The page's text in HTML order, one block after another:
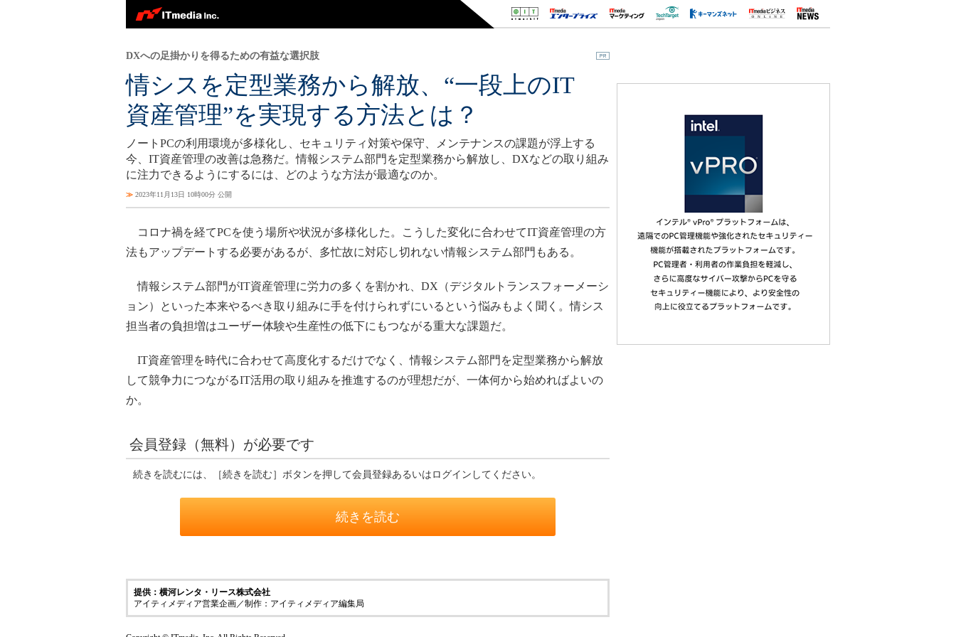
情シスを定型業務から解放、“一段上のIT
資産管理”を実現する方法とは？
DXへの足掛かりを得るための有益な選択肢
ノートPCの利用環境が多様化し、セキュリティ対策や保守、メンテナンスの課題が浮上する
今、IT資産管理の改善は急務だ。情報システム部門を定型業務から解放し、DXなどの取り組み
に注力できるようにするには、どのような方法が最適なのか。
≫ 2023年11月13日 10時00分 公開
コロナ禍を経てPCを使う場所や状況が多様化した。こうした変化に合わせてIT資産管理の方
法もアップデートする必要があるが、多忙故に対応し切れない情報システム部門もある。
情報システム部門がIT資産管理に労力の多くを割かれ、DX（デジタルトランスフォーメーシ
ョン）といった本来やるべき取り組みに手を付けられずにいるという悩みもよく聞く。情シス
担当者の負担増はユーザー体験や生産性の低下にもつながる重大な課題だ。
IT資産管理を時代に合わせて高度化するだけでなく、情報システム部門を定型業務から解放
して競争力につながるIT活用の取り組みを推進するのが理想だが、一体何から始めればよいの
か。
会員登録（無料）が必要です
続きを読むには、［続きを読む］ボタンを押して会員登録あるいはログインしてください。
続きを読む
提供：横河レンタ・リース株式会社
アイティメディア営業企画／制作：アイティメディア編集局